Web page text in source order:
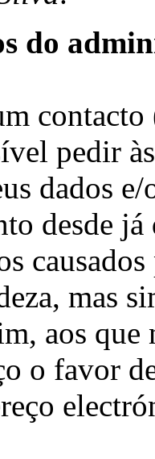
do
pedir
dados
desde
mas
aos
o favor